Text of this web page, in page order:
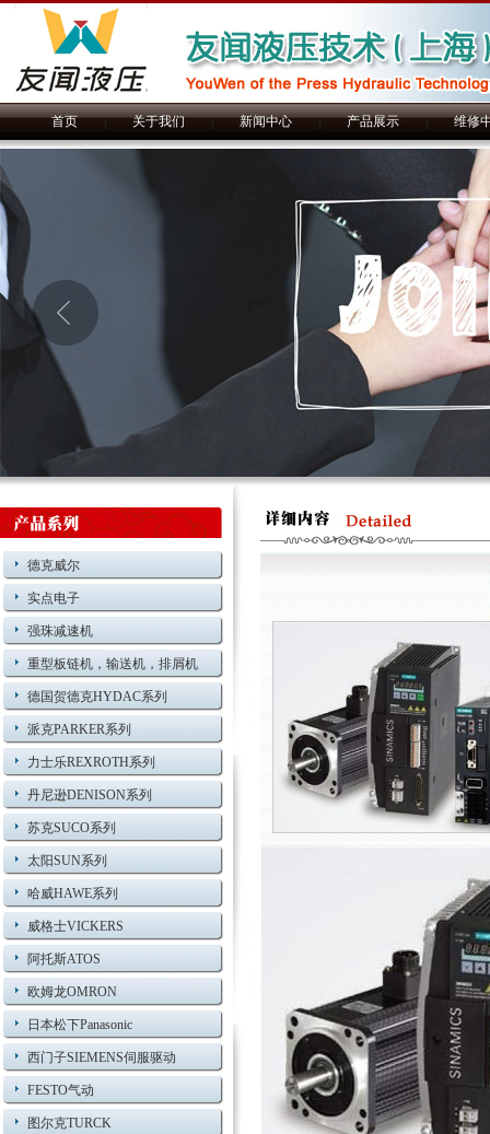
首页|关于我们|新闻中心|产品展示|维修
德克威尔
实点电子
强珠减速机
重型板链机，输送机，排屑机
德国贺德克HYDAC系列
派克PARKER系列
力士乐REXROTH系列
丹尼逊DENISON系列
苏克SUCO系列
太阳SUN系列
哈威HAWE系列
威格士VICKERS
阿托斯ATOS
欧姆龙OMRON
日本松下Panasonic
西门子SIEMENS伺服驱动
FESTO气动
图尔克TURCK